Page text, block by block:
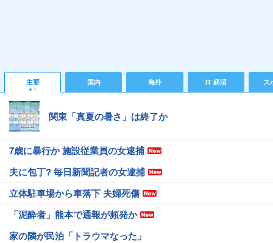
主要 国内 海外 IT 経済 ス
関東「真夏の暑さ」は終了か
7歳に暴行か 施設従業員の女逮捕
夫に包丁? 毎日新聞記者の女逮捕
立体駐車場から車落下 夫婦死傷
「泥酔者」熊本で通報が頻発か
家の隣が民泊「トラウマなった」